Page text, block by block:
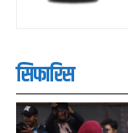
सिफारिस